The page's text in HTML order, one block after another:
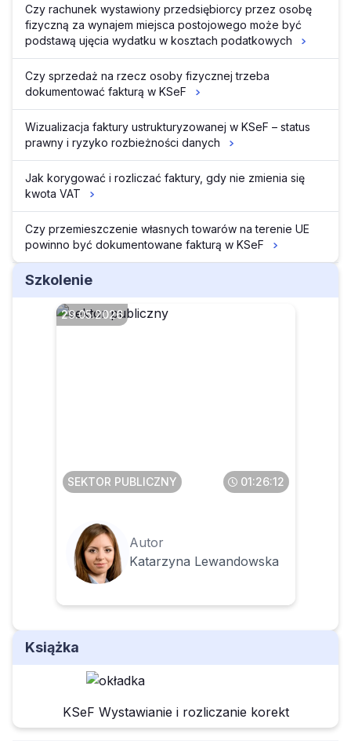
Czy rachunek wystawiony przedsiębiorcy przez osobę
fizyczną za wynajem miejsca postojowego może być
podstawą ujęcia wydatku w kosztach podatkowych
Czy sprzedaż na rzecz osoby fizycznej trzeba
dokumentować fakturą w KSeF
Wizualizacja faktury ustrukturyzowanej w KSeF – status
prawny i ryzyko rozbieżności danych
Jak korygować i rozliczać faktury, gdy nie zmienia się
kwota VAT
Czy przemieszczenie własnych towarów na terenie UE
powinno być dokumentowane fakturą w KSeF
Szkolenie
29.05.2026
SEKTOR PUBLICZNY 01:26:12
Autor
Katarzyna Lewandowska
Książka
KSeF Wystawianie i rozliczanie korekt